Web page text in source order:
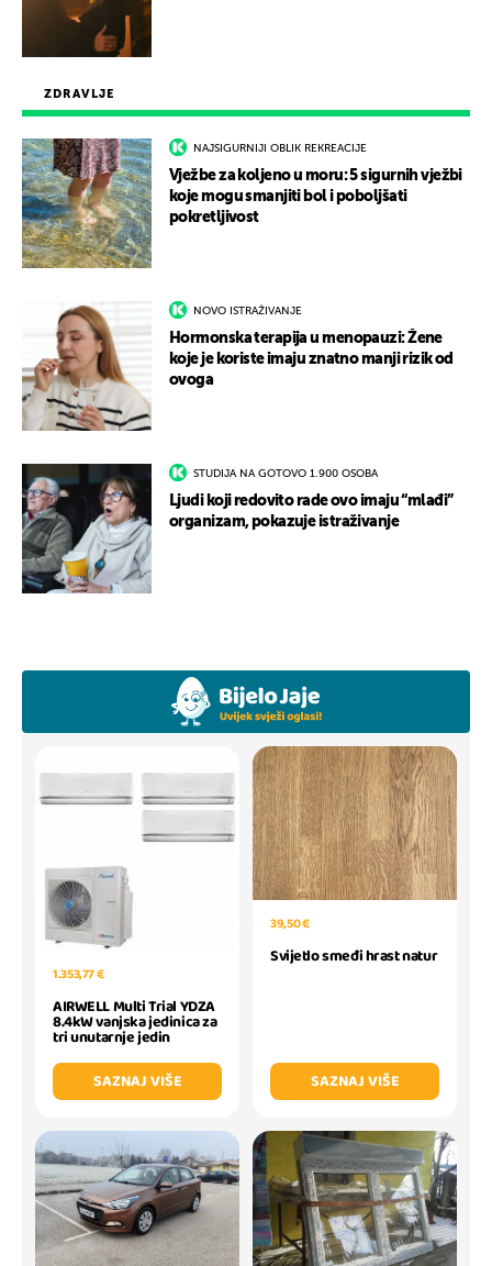
ZDRAVLJE
NAJSIGURNIJI OBLIK REKREACIJE
Vježbe za koljeno u moru: 5 sigurnih vježbi
koje mogu smanjiti bol i poboljšati
pokretljivost
NOVO ISTRAŽIVANJE
Hormonska terapija u menopauzi: Žene
koje je koriste imaju znatno manji rizik od
ovoga
STUDIJA NA GOTOVO 1.900 OSOBA
Ljudi koji redovito rade ovo imaju “mlađi”
organizam, pokazuje istraživanje
1.353,77 €
AIRWELL Multi Trial YDZA
8.4kW vanjska jedinica za
tri unutarnje jedin
SAZNAJ VIŠE
39,50 €
Svijetlo smeđi hrast natur
SAZNAJ VIŠE